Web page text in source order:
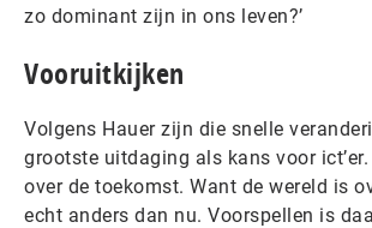
zo dominant zijn in ons leven?’
Vooruitkijken
Volgens Hauer zijn die snelle
grootste uitdaging als kans voor ict’er.
over de toekomst. Want de wereld is
echt anders dan nu. Voorspellen is